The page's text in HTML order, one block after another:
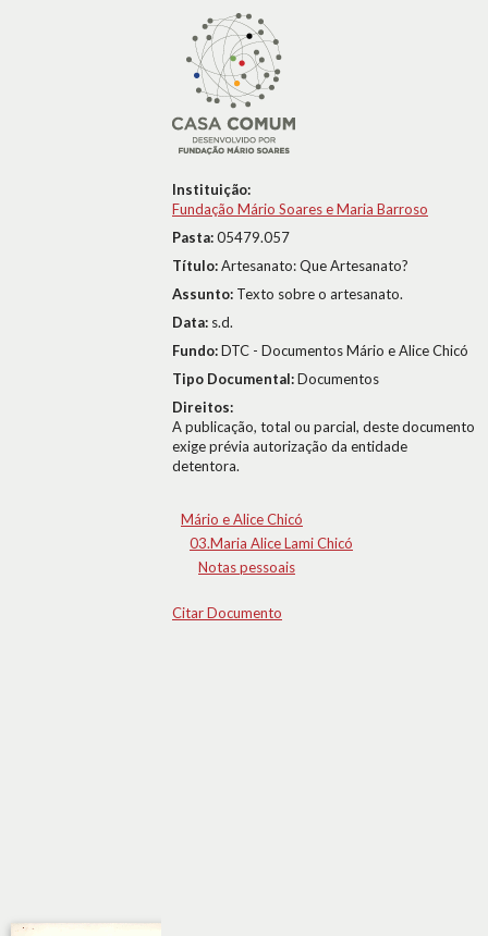
Instituição:
Fundação Mário Soares e Maria Barroso
Pasta:05479.057
Título:Artesanato: Que Artesanato?
Assunto: Texto sobre o artesanato.
Data: s.d.
Fundo:DTC - Documentos Mário e Alice Chicó
Tipo Documental:Documentos
Direitos:
A publicação, total ou parcial, deste documento
exige prévia autorização da entidade
detentora.
Mário e Alice Chicó
03.Maria Alice Lami Chicó
Notas pessoais
Citar Documento